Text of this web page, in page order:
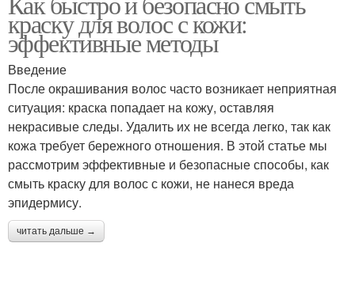
краску для волос с кожи:
эффективные методы
Введение
После окрашивания волос часто возникает неприятная
ситуация: краска попадает на кожу, оставляя
некрасивые следы. Удалить их не всегда легко, так как
кожа требует бережного отношения. В этой статье мы
рассмотрим эффективные и безопасные способы, как
смыть краску для волос с кожи, не нанеся вреда
эпидермису.
читать дальше →